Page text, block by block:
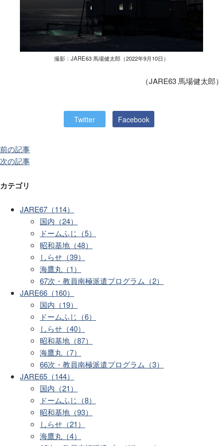
撮影：JARE63 馬場健太郎（2022年9月10日）
（JARE63 馬場健太郎）
Twitter Facebook
前の記事
次の記事
カテゴリ
JARE67（114）
国内（24）
ドームふじ（5）
昭和基地（48）
しらせ（39）
海鷹丸（1）
67次・教員南極派遣プログラム（2）
JARE66（160）
国内（19）
ドームふじ（6）
しらせ（40）
昭和基地（87）
海鷹丸（7）
66次・教員南極派遣プログラム（3）
JARE65（144）
国内（21）
ドームふじ（8）
昭和基地（93）
しらせ（21）
海鷹丸（4）